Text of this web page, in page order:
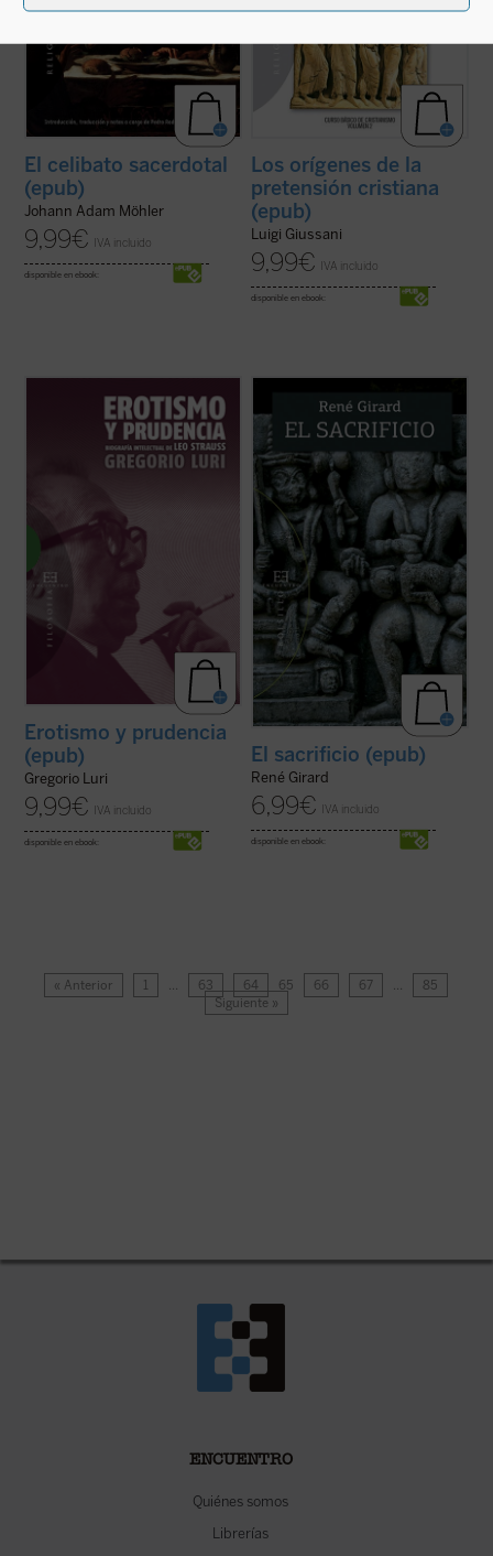
El celibato sacerdotal
(epub)
Johann Adam Möhler
9,99€ IVA incluido
disponible en ebook:
Los orígenes de la
pretensión cristiana
(epub)
Luigi Giussani
9,99€ IVA incluido
disponible en ebook:
¿Quién era Leo Strauss y qué decía
exactamente? Hay quienes se jactan de
haber descubierto el «indiscutible carácter
falocrático» de su filosofía, quienes lo ven
como el constructor moderno del «mito de
la tradición» y quienes alimentan ...(ver
Erotismo y prudencia
(epub)
Gregorio Luri
9,99€ IVA incluido
disponible en ebook:
humana. El griego queda a oscuras, los
vedas se acercan a su desvelamiento, pero
sólo el cristianismo lo pone en evidencia y
lo desamortiza. Y, con esta acción
desmitificadora, deja también en ...
ficha)
El sacrificio (epub)
René Girard
6,99€ IVA incluido
disponible en ebook:
« Anterior 1 … 63 64 65 66 67 …
85
Siguiente »
ENCUENTRO
Quiénes somos
Librerías